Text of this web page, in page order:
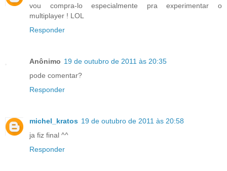
vou compra-lo especialmente pra experimentar o
multiplayer ! LOL
Responder
Anônimo 19 de outubro de 2011 às 20:35
pode comentar?
Responder
michel_kratos 19 de outubro de 2011 às 20:58
ja fiz final ^^
Responder